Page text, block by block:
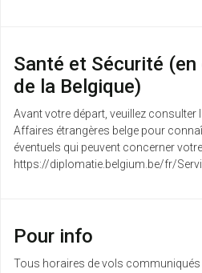
Santé et Sécurité
de la Belgique)
Avant votre départ, veuillez consulter
Affaires étrangères belge pour
éventuels qui peuvent concerner
https://diplomatie.belgium.be/fr/
Pour info
Tous horaires de vols